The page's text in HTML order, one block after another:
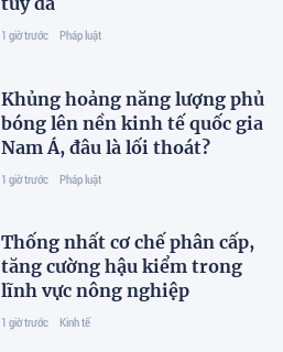
1 giờ trước Pháp luật
Khủng hoảng năng lượng phủ
bóng lên nền kinh tế quốc gia
Nam Á, đâu là lối thoát?
1 giờ trước Pháp luật
Thống nhất cơ chế phân cấp,
tăng cường hậu kiểm trong
lĩnh vực nông nghiệp
1 giờ trước Kinh tế